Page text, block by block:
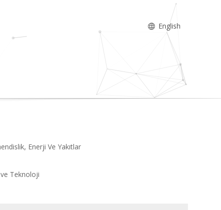
English
Enerji Ve Yakıtlar
Teknoloji